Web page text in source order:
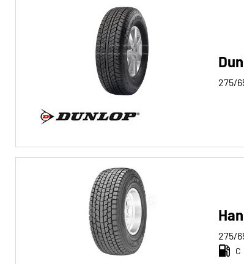
Alle Arten (36)
Sommer (15)
Ganzjahres (15)
Alle Arten (36)
4x4/Offroad (32)
Transporter (0)
Wohnmobil (0)
275/
275/
C